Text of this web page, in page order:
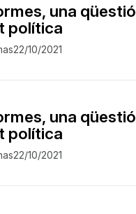
una qüestió
política
22/10/2021
una qüestió
política
22/10/2021